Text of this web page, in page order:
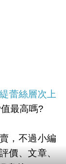
蕾絲層次上
最高嗎?
，不過小編
價、文章、